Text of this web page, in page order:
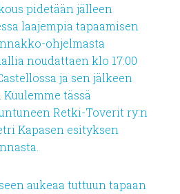
pidetään jälleen
laajempia tapaamisen
ohjelmasta
noudattaen klo 17:00
ja sen jälkeen
tässä
Retki-Toverit ry:n
Kapasen esityksen
aukeaa tuttuun tapaan